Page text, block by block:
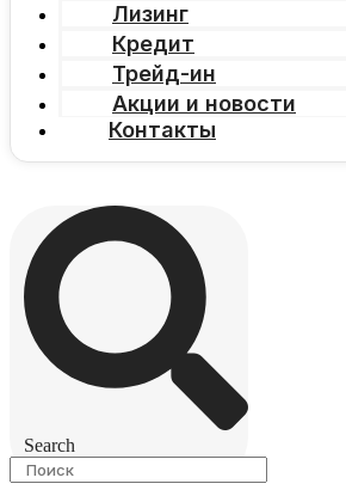
Лизинг
Кредит
Трейд-ин
Акции и новости
Контакты
Search